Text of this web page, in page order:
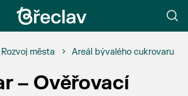
Rozvoj města Areál bývalého cukrovaru
– Ověřovací